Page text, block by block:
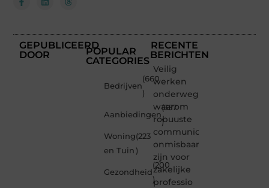
GEPUBLICEERD
DOOR
POPULAR
CATEGORIES
Bedrijven
(660
)
Aanbiedingen
(357
)
Woning
en Tuin
(223
)
Gezondheid
(200
)
RECENTE
BERICHTEN
Veilig
werken
onderweg:
waarom
robuuste
communicatiemiddelen
onmisbaar
zijn voor
zakelijke
professio